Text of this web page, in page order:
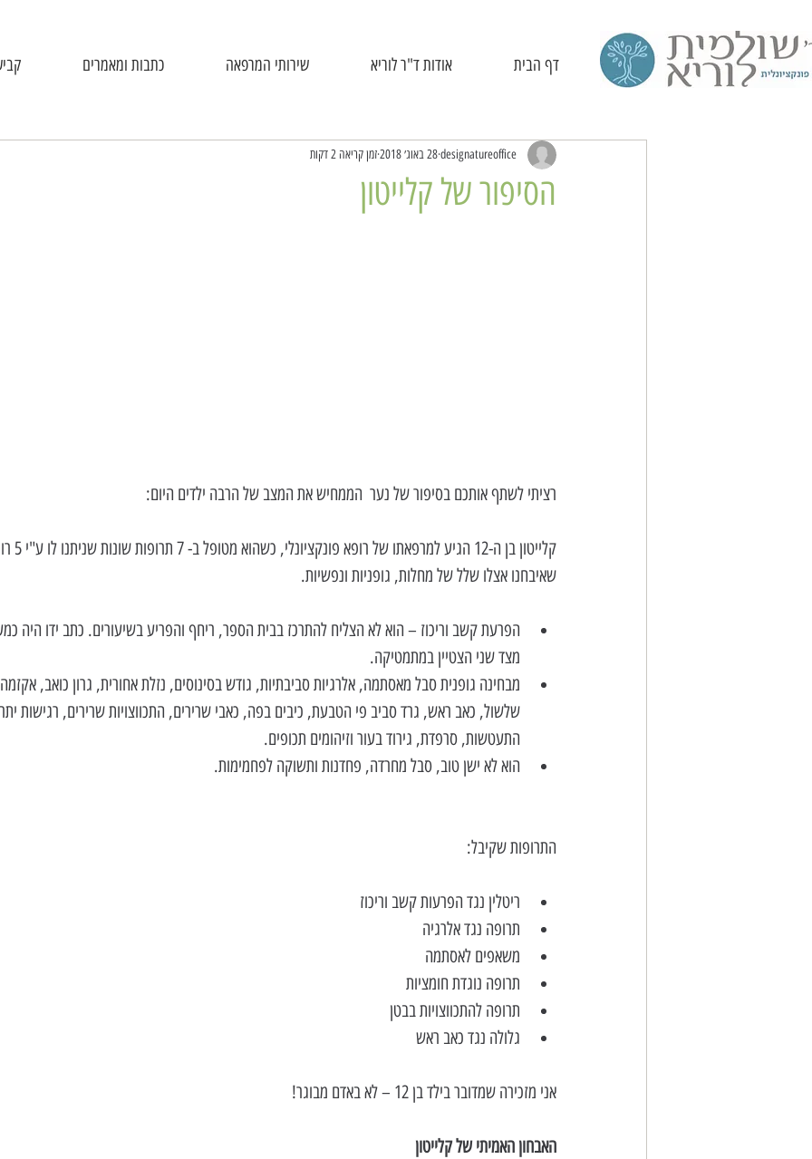
דף הבית אודות ד"ר לוריא שירותי המרפאה כתבות ומאמרים
הסיפור של קלייטון
designatureoffice28 באוג׳ 2018 זמן קריאה 2 דקות
רציתי לשתף אותכם בסיפור של נער  הממחיש את המצב של הרבה ילדים היום:
שאיבחנו אצלו שלל של מחלות, גופניות ונפשיות.
הפרעת קשב וריכוז – הוא לא הצליח להתרכז בבית הספר, ריחף והפריע בשיעורים. כתב ידו היה
מצד שני הצטיין במתמטיקה.
מבחינה גופנית סבל מאסתמה, אלרגיות סביבתיות, גודש בסינוסים, נזלת אחורית, גרון כואב,
שלשול, כאב ראש, גרד סביב פי הטבעת, כיבים בפה, כאבי שרירים, התכווצויות שרירים, רגישות
התעטשות, סרפדת, גירוד בעור וזיהומים תכופים.
הוא לא ישן טוב, סבל מחרדה, פחדנות ותשוקה לפחמימות.
התרופות שקיבל:
ריטלין נגד הפרעות קשב וריכוז
תרופה נגד אלרגיה
משאפים לאסתמה
תרופה נוגדת חומציות
תרופה להתכווצויות בבטן
גלולה נגד כאב ראש
אני מזכירה שמדובר בילד בן 12 – לא באדם מבוגר!
האבחון האמיתי של קלייטון